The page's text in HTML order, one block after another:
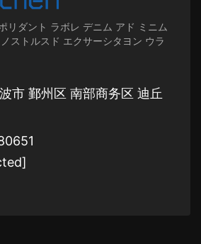
リダント ラボレ デニム アド ミニム
ストルスド エクサーシタヨン ウラ
市 鄞州区 南部商务区 迪丘